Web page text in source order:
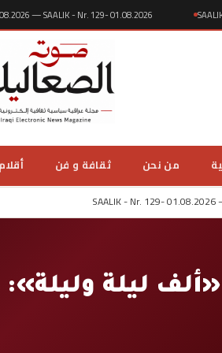
01.08.2026 — SAALIK - Nr. 129- 01.08.2026
من نحن ثقافة و فن
SAALIK - Nr. 129-
«ألف ليلة